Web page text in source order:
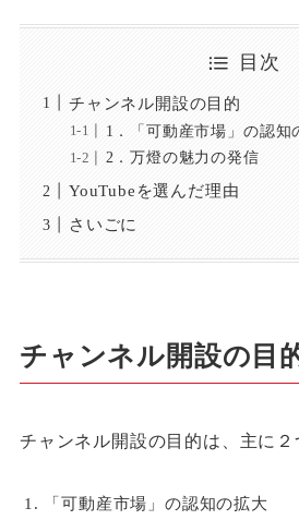
目次
チャンネル開設の目的
1．「可動産市場」の認知
2．万燈の魅力の発信
YouTubeを選んだ理由
さいごに
チャンネル開設の目
チャンネル開設の目的は、主に２
「可動産市場」の認知の拡大